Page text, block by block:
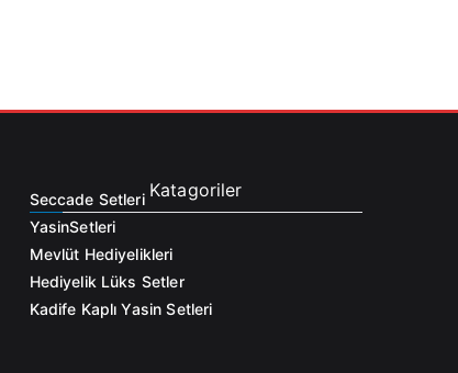
Katagoriler
Seccade Setleri
YasinSetleri
Mevlüt Hediyelikleri
Hediyelik Lüks Setler
Kadife Kaplı Yasin Setleri